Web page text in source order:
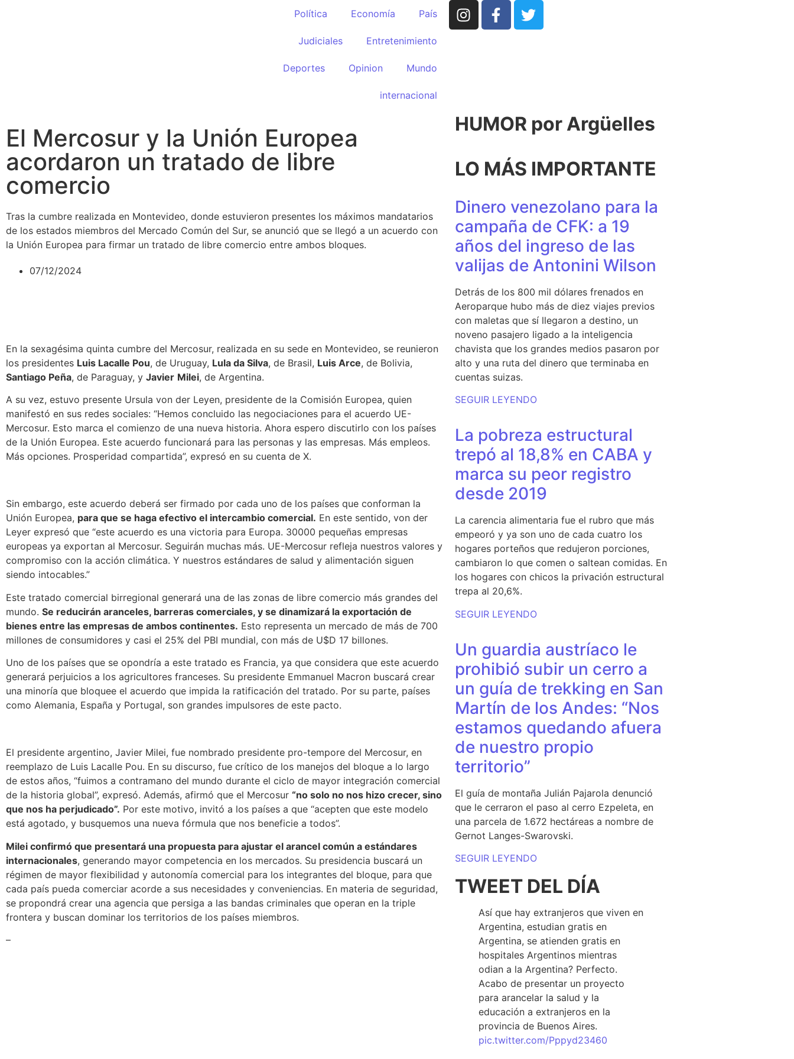
Política Economía País
Judiciales Entretenimiento
Deportes Opinion Mundo
internacional
El Mercosur y la Unión Europea
acordaron un tratado de libre
comercio
Tras la cumbre realizada en Montevideo, donde estuvieron presentes los máximos mandatarios
de los estados miembros del Mercado Común del Sur, se anunció que se llegó a un acuerdo con
la Unión Europea para firmar un tratado de libre comercio entre ambos bloques.
07/12/2024
En la sexagésima quinta cumbre del Mercosur, realizada en su sede en Montevideo, se reunieron
los presidentes Luis Lacalle Pou, de Uruguay, Lula da Silva, de Brasil, Luis Arce, de Bolivia,
Santiago Peña, de Paraguay, y Javier Milei, de Argentina.
A su vez, estuvo presente Ursula von der Leyen, presidente de la Comisión Europea, quien
manifestó en sus redes sociales: “Hemos concluido las negociaciones para el acuerdo UE-
Mercosur. Esto marca el comienzo de una nueva historia. Ahora espero discutirlo con los países
de la Unión Europea. Este acuerdo funcionará para las personas y las empresas. Más empleos.
Más opciones. Prosperidad compartida”, expresó en su cuenta de X.
Sin embargo, este acuerdo deberá ser firmado por cada uno de los países que conforman la
Unión Europea, para que se haga efectivo el intercambio comercial. En este sentido, von der
Leyer expresó que “este acuerdo es una victoria para Europa. 30000 pequeñas empresas
europeas ya exportan al Mercosur. Seguirán muchas más. UE-Mercosur refleja nuestros valores y
compromiso con la acción climática. Y nuestros estándares de salud y alimentación siguen
siendo intocables.”
Este tratado comercial birregional generará una de las zonas de libre comercio más grandes del
mundo. Se reducirán aranceles, barreras comerciales, y se dinamizará la exportación de
bienes entre las empresas de ambos continentes. Esto representa un mercado de más de 700
millones de consumidores y casi el 25% del PBI mundial, con más de U$D 17 billones.
Uno de los países que se opondría a este tratado es Francia, ya que considera que este acuerdo
generará perjuicios a los agricultores franceses. Su presidente Emmanuel Macron buscará crear
una minoría que bloquee el acuerdo que impida la ratificación del tratado. Por su parte, países
como Alemania, España y Portugal, son grandes impulsores de este pacto.
El presidente argentino, Javier Milei, fue nombrado presidente pro-tempore del Mercosur, en
reemplazo de Luis Lacalle Pou. En su discurso, fue crítico de los manejos del bloque a lo largo
de estos años, “fuimos a contramano del mundo durante el ciclo de mayor integración comercial
de la historia global”, expresó. Además, afirmó que el Mercosur “no solo no nos hizo crecer, sino
que nos ha perjudicado”. Por este motivo, invitó a los países a que “acepten que este modelo
está agotado, y busquemos una nueva fórmula que nos beneficie a todos”.
Milei confirmó que presentará una propuesta para ajustar el arancel común a estándares
internacionales, generando mayor competencia en los mercados. Su presidencia buscará un
régimen de mayor flexibilidad y autonomía comercial para los integrantes del bloque, para que
cada país pueda comerciar acorde a sus necesidades y conveniencias. En materia de seguridad,
se propondrá crear una agencia que persiga a las bandas criminales que operan en la triple
frontera y buscan dominar los territorios de los países miembros.
–
HUMOR por Argüelles​
LO MÁS IMPORTANTE
Dinero venezolano para la
campaña de CFK: a 19
años del ingreso de las
valijas de Antonini Wilson
Detrás de los 800 mil dólares frenados en
Aeroparque hubo más de diez viajes previos
con maletas que sí llegaron a destino, un
noveno pasajero ligado a la inteligencia
chavista que los grandes medios pasaron por
alto y una ruta del dinero que terminaba en
cuentas suizas.
SEGUIR LEYENDO
La pobreza estructural
trepó al 18,8% en CABA y
marca su peor registro
desde 2019
La carencia alimentaria fue el rubro que más
empeoró y ya son uno de cada cuatro los
hogares porteños que redujeron porciones,
cambiaron lo que comen o saltean comidas. En
los hogares con chicos la privación estructural
trepa al 20,6%.
SEGUIR LEYENDO
Un guardia austríaco le
prohibió subir un cerro a
un guía de trekking en San
Martín de los Andes: “Nos
estamos quedando afuera
de nuestro propio
territorio”
El guía de montaña Julián Pajarola denunció
que le cerraron el paso al cerro Ezpeleta, en
una parcela de 1.672 hectáreas a nombre de
Gernot Langes-Swarovski.
SEGUIR LEYENDO
TWEET DEL DÍA
Así que hay extranjeros que viven en
Argentina, estudian gratis en
Argentina, se atienden gratis en
hospitales Argentinos mientras
odian a la Argentina? Perfecto.
Acabo de presentar un proyecto
para arancelar la salud y la
educación a extranjeros en la
provincia de Buenos Aires.
pic.twitter.com/Pppyd23460